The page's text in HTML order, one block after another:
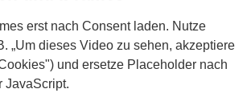
erst nach Consent laden. Nutze
„Um dieses Video zu sehen, akzeptiere
und ersetze Placeholder nach
JavaScript.